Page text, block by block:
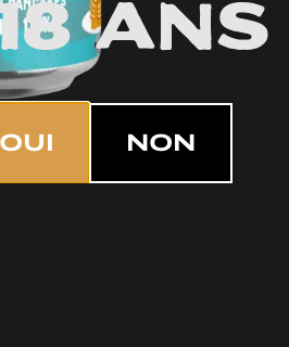
ans
OUI NON